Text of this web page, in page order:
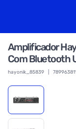
Amplificador
Com Bluetooth
hayonik_85839